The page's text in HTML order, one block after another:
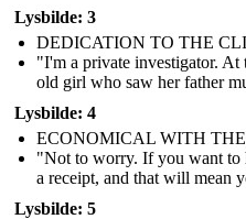
Lysbilde: 3
DEDICATION TO THE
"I'm a private investigator. At
old girl who saw her father
Lysbilde: 4
ECONOMICAL WITH
"Not to worry. If you want to
a receipt, and that will mean
Lysbilde: 5